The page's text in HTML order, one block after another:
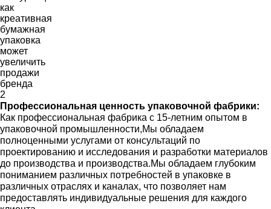
Профессиональная ценность упаковочной фабрики:
Как профессиональная фабрика с 15-летним опытом в
упаковочной промышленности,Мы обладаем
полноценными услугами от консультаций по
проектированию и исследования и разработки материалов
до производства и производства.Мы обладаем глубоким
пониманием различных потребностей в упаковке в
различных отраслях и каналах, что позволяет нам
предоставлять индивидуальные решения для каждого